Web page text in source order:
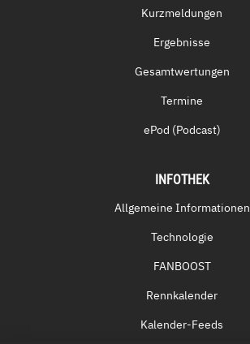
Kurzmeldungen
Ergebnisse
Gesamtwertungen
Termine
ePod (Podcast)
INFOTHEK
Allgemeine Informationen
Technologie
FANBOOST
Rennkalender
Kalender-Feeds